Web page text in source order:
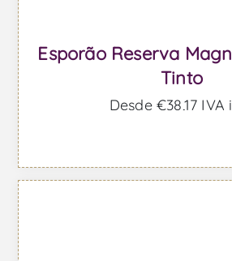
Esporão Reserva
Tinto
Desde €38,17 IVA